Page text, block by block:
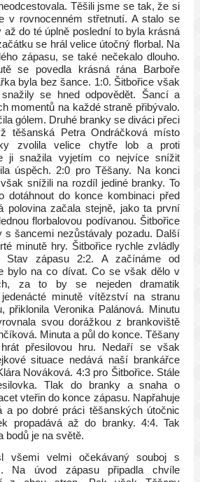
Těšili jsme se tak, že si
v rovnocenném střetnutí. A stalo se
do té úplně poslední to byla krásná
se hrál velice útočný florbal. Na
zápasu, se také nečekalo dlouho.
se povedla krásná rána Barboře
byla bez šance. 1:0. Šitbořice však
se hned odpovědět. Šancí a
momentů na každé straně přibývalo.
gólem. Druhé branky se diváci přeci
těšanská Petra Ondráčková místo
zvolila velice chytře lob a proti
ji snažila vyjetím co nejvíce snížit
úspěch. 2:0 pro Těšany. Na konci
snížili na rozdíl jediné branky. To
dotáhnout do konce kombinaci před
polovina začala stejně, jako ta první
florbalovou podívanou. Šitbořice
s šancemi nezůstávaly pozadu. Další
minutě hry. Šitbořice rychle zvládly
Stav zápasu 2:2. A začínáme od
bylo na co dívat. Co se však dělo v
za to by se nejeden dramatik
minutě vítězství na stranu
přiklonila Veronika Palánová. Minutu
svou dorážkou z brankoviště
Minuta a půl do konce. Těšany
přesilovou hru. Nedaří se však
situace nedává naší brankářce
Nováková. 4:3 pro Šitbořice. Stále
Tlak do branky a snaha o
vteřin do konce zápasu. Napřahuje
a po dobré práci těšanských útočnic
propadává až do branky. 4:4. Tak
bodů je na světě.
všemi velmi očekávaný souboj s
Na úvod zápasu připadla chvíle